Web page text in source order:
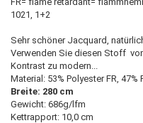
1021, 1+2
Sehr schöner Jacquard,
Verwenden Sie diesen Stoff
Kontrast zu modern...
Material: 53% Polyester FR, 47%
Breite: 280 cm
Gewicht: 686g/lfm
Kettrapport: 10,0 cm